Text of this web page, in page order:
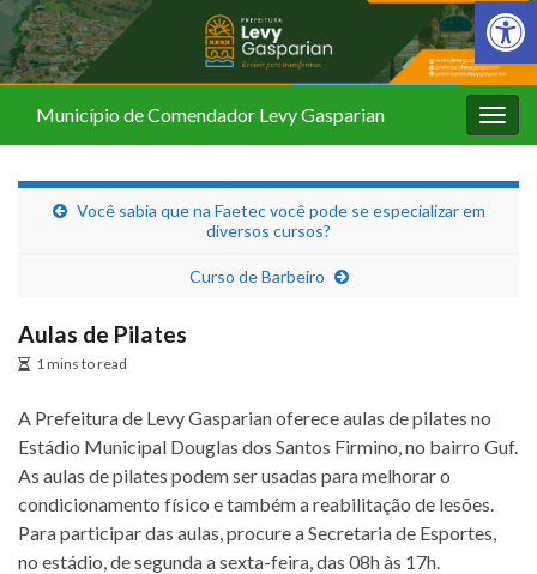
Barra de
Município de Comendador Levy Gasparian
Você sabia que na Faetec você pode se especializar em
diversos cursos?
Curso de Barbeiro
Aulas de Pilates
1 mins to read
A Prefeitura de Levy Gasparian oferece aulas de pilates no
Estádio Municipal Douglas dos Santos Firmino, no bairro Guf.
As aulas de pilates podem ser usadas para melhorar o
condicionamento físico e também a reabilitação de lesões.
Para participar das aulas, procure a Secretaria de Esportes,
no estádio, de segunda a sexta-feira, das 08h às 17h.